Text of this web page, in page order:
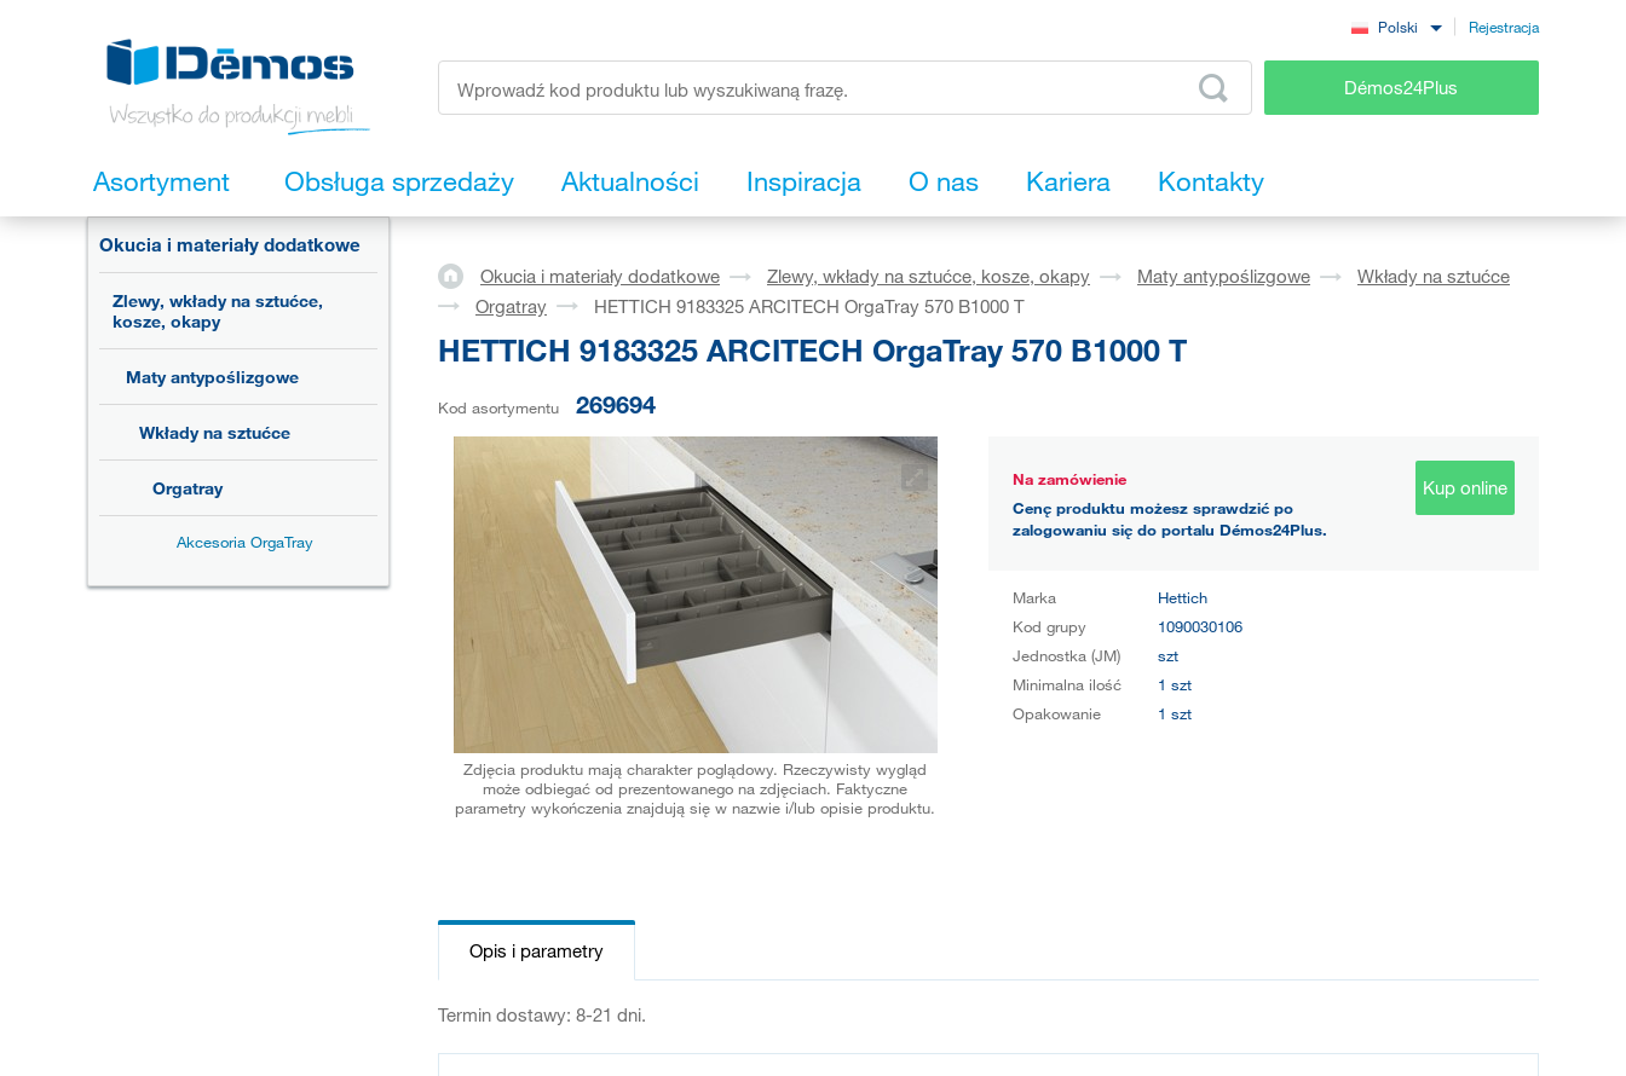
Polski Rejestracja
Démos24Plus
Asortyment Obsługa sprzedaży Aktualności Inspiracja O nas Kariera Kontakty
Okucia i materiały dodatkowe
Zlewy, wkłady na sztućce,
kosze, okapy
Maty antypoślizgowe
Wkłady na sztućce
Orgatray
Akcesoria OrgaTray
Okucia i materiały dodatkowe Zlewy, wkłady na sztućce, kosze, okapy Maty antypoślizgowe
Wkłady na sztućce
Orgatray
HETTICH 9183325 ARCITECH OrgaTray 570 B1000 T
HETTICH 9183325 ARCITECH OrgaTray 570 B1000 T
Kod asortymentu 269694
Zdjęcia produktu mają charakter poglądowy. Rzeczywisty wygląd
może odbiegać od prezentowanego na zdjęciach. Faktyczne
parametry wykończenia znajdują się w nazwie i/lub opisie produktu.
Na zamówienie
Cenę produktu możesz sprawdzić po
zalogowaniu się do portalu Démos24Plus.
Kup online
Marka
Hettich
Kod grupy
1090030106
Jednostka (JM)
szt
Minimalna ilość
1 szt
Opakowanie
1 szt
Opis i parametry
Termin dostawy: 8-21 dni.